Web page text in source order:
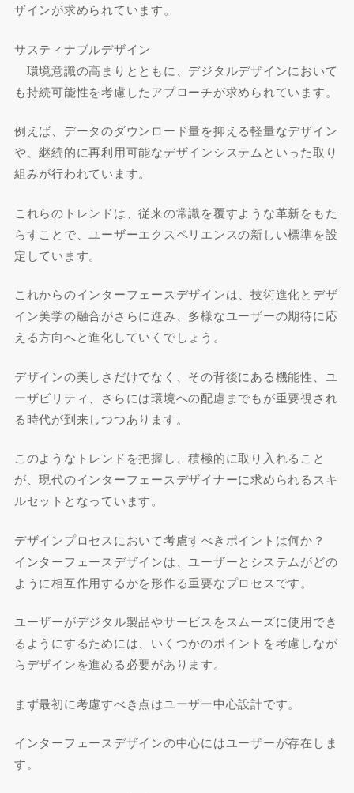
ザインが求められています。
サスティナブルデザイン
環境意識の高まりとともに、デジタルデザインにおいて
も持続可能性を考慮したアプローチが求められています。
例えば、データのダウンロード量を抑える軽量なデザイン
や、継続的に再利用可能なデザインシステムといった取り
組みが行われています。
これらのトレンドは、従来の常識を覆すような革新をもた
らすことで、ユーザーエクスペリエンスの新しい標準を設
定しています。
これからのインターフェースデザインは、技術進化とデザ
イン美学の融合がさらに進み、多様なユーザーの期待に応
える方向へと進化していくでしょう。
デザインの美しさだけでなく、その背後にある機能性、ユ
ーザビリティ、さらには環境への配慮までもが重要視され
る時代が到来しつつあります。
このようなトレンドを把握し、積極的に取り入れること
が、現代のインターフェースデザイナーに求められるスキ
ルセットとなっています。
デザインプロセスにおいて考慮すべきポイントは何か？
インターフェースデザインは、ユーザーとシステムがどの
ように相互作用するかを形作る重要なプロセスです。
ユーザーがデジタル製品やサービスをスムーズに使用でき
るようにするためには、いくつかのポイントを考慮しなが
らデザインを進める必要があります。
まず最初に考慮すべき点はユーザー中心設計です。
インターフェースデザインの中心にはユーザーが存在しま
す。